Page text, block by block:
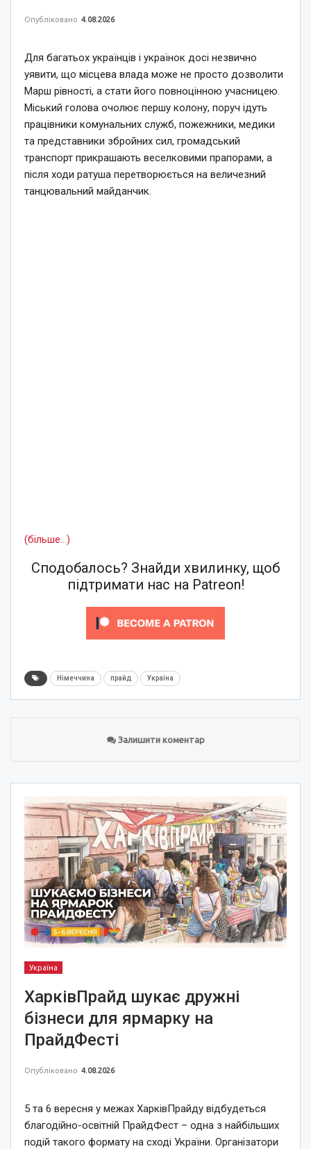
Опубліковано 4.08.2026
Для багатьох українців і українок досі незвично
уявити, що місцева влада може не просто дозволити
Марш рівності, а стати його повноцінною учасницею.
Міський голова очолює першу колону, поруч ідуть
працівники комунальних служб, пожежники, медики
та представники збройних сил, громадський
транспорт прикрашають веселковими прапорами, а
після ходи ратуша перетворюється на величезний
танцювальний майданчик.
(більше…)
Сподобалось? Знайди хвилинку, щоб
підтримати нас на Patreon!
Німеччина прайд Україна
Залишити коментар
Україна
ХарківПрайд шукає дружні
бізнеси для ярмарку на
ПрайдФесті
Опубліковано 4.08.2026
5 та 6 вересня у межах ХарківПрайду відбудеться
благодійно-освітній ПрайдФест – одна з найбільших
подій такого формату на сході України. Організатори